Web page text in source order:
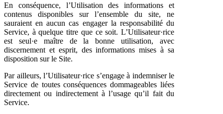
En conséquence, l’Utilisation des informations et
contenus disponibles sur l’ensemble du site, ne
sauraient en aucun cas engager la responsabilité du
Service, à quelque titre que ce soit. L’Utilisateur·rice
est seul·e maître de la bonne utilisation, avec
discernement et esprit, des informations mises à sa
disposition sur le Site.
Par ailleurs, l’Utilisateur·rice s’engage à indemniser le
Service de toutes conséquences dommageables liées
directement ou indirectement à l’usage qu’il fait du
Service.